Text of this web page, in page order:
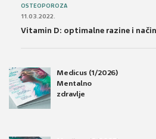
OSTEOPOROZA
11.03.2022.
Vitamin D: optimalne razine i
Medicus (1/2026)
Mentalno
zdravlje